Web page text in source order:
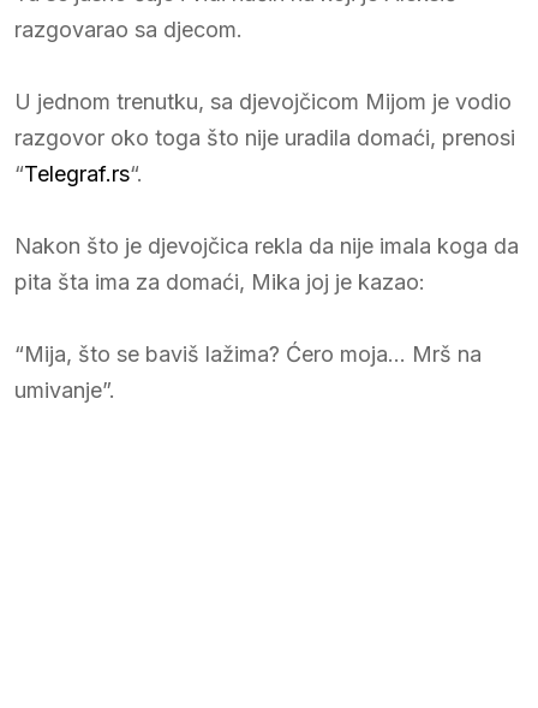
razgovarao sa djecom.
U jednom trenutku, sa djevojčicom Mijom je vodio
razgovor oko toga što nije uradila domaći, prenosi
“Telegraf.rs“.
Nakon što je djevojčica rekla da nije imala koga da
pita šta ima za domaći, Mika joj je kazao:
“Mija, što se baviš lažima? Ćero moja… Mrš na
umivanje”.